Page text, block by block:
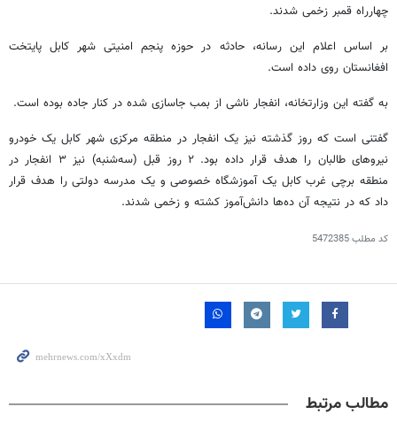
چهارراه قمبر زخمی شدند.
بر اساس اعلام این رسانه، حادثه در حوزه پنجم امنیتی شهر کابل پایتخت
افغانستان روی داده است.
به گفته این وزارتخانه، انفجار ناشی از بمب جاسازی شده در کنار جاده بوده است.
گفتنی است که روز گذشته نیز یک انفجار در منطقه مرکزی شهر کابل یک خودرو
نیروهای طالبان را هدف قرار داده بود. ۲ روز قبل (سه‌شنبه) نیز ۳ انفجار در
منطقه برچی غرب کابل یک آموزشگاه خصوصی و یک مدرسه دولتی را هدف قرار
داد که در نتیجه آن ده‌ها دانش‌آموز کشته و زخمی شدند.
کد مطلب5472385
مطالب مرتبط